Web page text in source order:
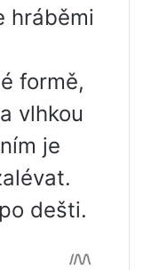
hráběmi
formě,
vlhkou
je
dešti.